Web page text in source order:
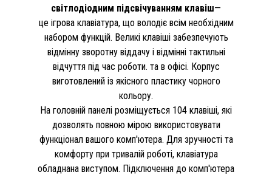
світлодіодним підсвічуванням клавіш—
це ігрова клавіатура, що володіє всім необхідним
набором функцій. Великі клавіші забезпечують
відмінну зворотну віддачу і відмінні тактильні
відчуття під час роботи. та в офісі. Корпус
виготовлений із якісного пластику чорного
кольору.
На головній панелі розміщується 104 клавіші, які
дозволять повною мірою використовувати
функціонал вашого комп'ютера. Для зручності та
комфорту при тривалій роботі, клавіатура
обладнана виступом. Підключення до комп'ютера